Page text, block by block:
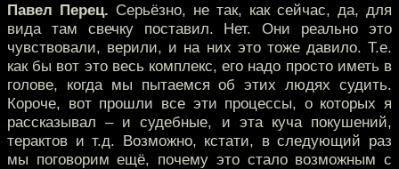
Павел Перец. Серьёзно, не так, как сейчас, да, для
вида там свечку поставил. Нет. Они реально это
чувствовали, верили, и на них это тоже давило. Т.е.
как бы вот это весь комплекс, его надо просто иметь в
голове, когда мы пытаемся об этих людях судить.
Короче, вот прошли все эти процессы, о которых я
рассказывал – и судебные, и эта куча покушений,
терактов и т.д. Возможно, кстати, в следующий раз
мы поговорим ещё, почему это стало возможным с